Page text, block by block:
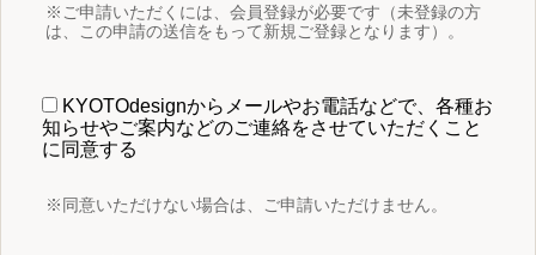
※ご申請いただくには、会員登録が必要です（未登録の方
は、この申請の送信をもって新規ご登録となります）。
KYOTOdesignからメールやお電話などで、各種お
知らせやご案内などのご連絡をさせていただくこと
に同意する
※同意いただけない場合は、ご申請いただけません。